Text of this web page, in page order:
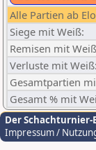
Alle Partien ab
Siege mit Weiß:
Remisen mit
Verluste mit Weiß:
Gesamtpartien
Gesamt % mit
Der Schachturnier-
Impressum /